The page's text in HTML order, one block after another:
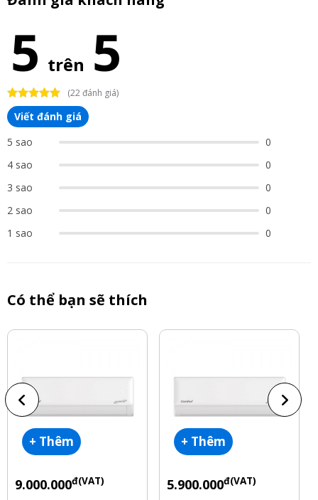
5 trên 5
(22 đánh giá)
Viết đánh giá
5 sao
0
4 sao
0
3 sao
0
2 sao
0
1 sao
0
Có thể bạn sẽ thích
+ Thêm
9.000.000đ(VAT)
+ Thêm
5.900.000đ(VAT)